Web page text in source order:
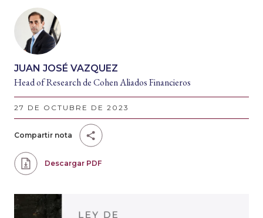
JUAN JOSÉ VAZQUEZ
Head of Research de Cohen Aliados Financieros
27 DE OCTUBRE DE 2023
Compartir nota
Descargar PDF